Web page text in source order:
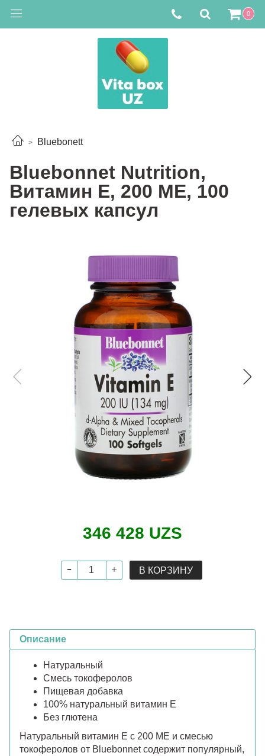
0
Bluebonett
Bluebonnet Nutrition,
Витамин E, 200 МЕ, 100
гелевых капсул
346 428 UZS
В КОРЗИНУ
Описание
Натуральный
Смесь токоферолов
Пищевая добавка
100% натуральный витамин E
Без глютена
Натуральный витамин E с 200 МЕ и смесью
токоферолов от Bluebonnet содержит популярный,